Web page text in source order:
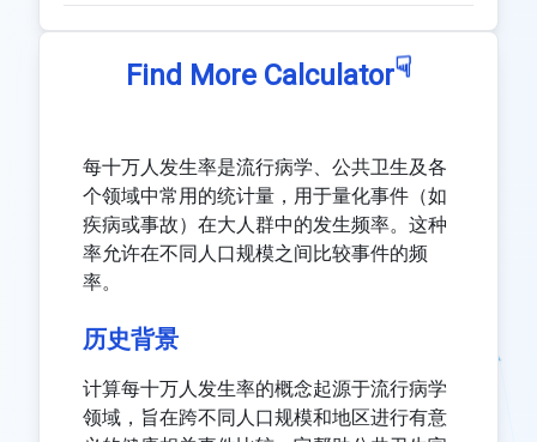
Find More Calculator☟
每十万人发生率是流行病学、公共卫生及各
个领域中常用的统计量，用于量化事件（如
疾病或事故）在大人群中的发生频率。这种
率允许在不同人口规模之间比较事件的频
率。
历史背景
计算每十万人发生率的概念起源于流行病学
领域，旨在跨不同人口规模和地区进行有意